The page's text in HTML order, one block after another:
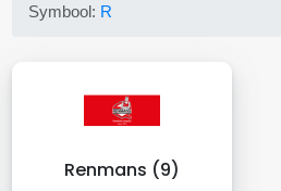
Symbool: R
Renmans (9)